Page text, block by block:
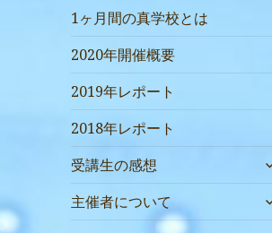
1ヶ月間の真学校とは
2020年開催概要
2019年レポート
2018年レポート
受講生の感想
サ
ブ
メ
ニ
主催者について
サ
ブ